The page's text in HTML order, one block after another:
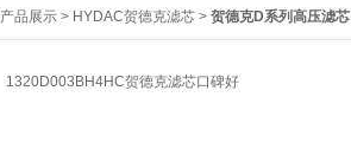
产品展示 > HYDAC贺德克滤芯 > 贺德克D系列高压滤芯
1320D003BH4HC贺德克滤芯口碑好